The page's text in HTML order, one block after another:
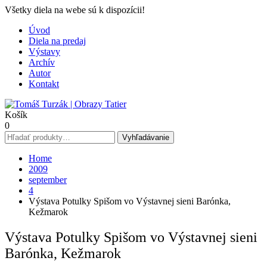
Všetky diela na webe sú k dispozícii!
Úvod
Diela na predaj
Výstavy
Archív
Autor
Kontakt
Košík
0
Hľadať:
Vyhľadávanie
Home
2009
september
4
Výstava Potulky Spišom vo Výstavnej sieni Barónka,
Kežmarok
Výstava Potulky Spišom vo Výstavnej sieni
Barónka, Kežmarok